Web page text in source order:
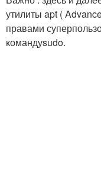
утилиты apt (
правами
командуsudo.